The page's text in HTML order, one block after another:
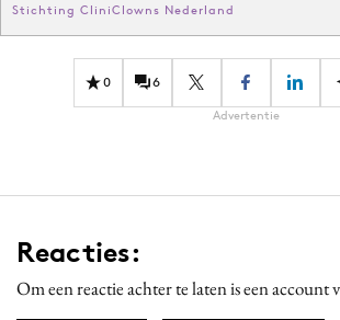
Stichting CliniClowns Nederland
0 6
Advertentie
Reacties:
Om een reactie achter te laten is een account